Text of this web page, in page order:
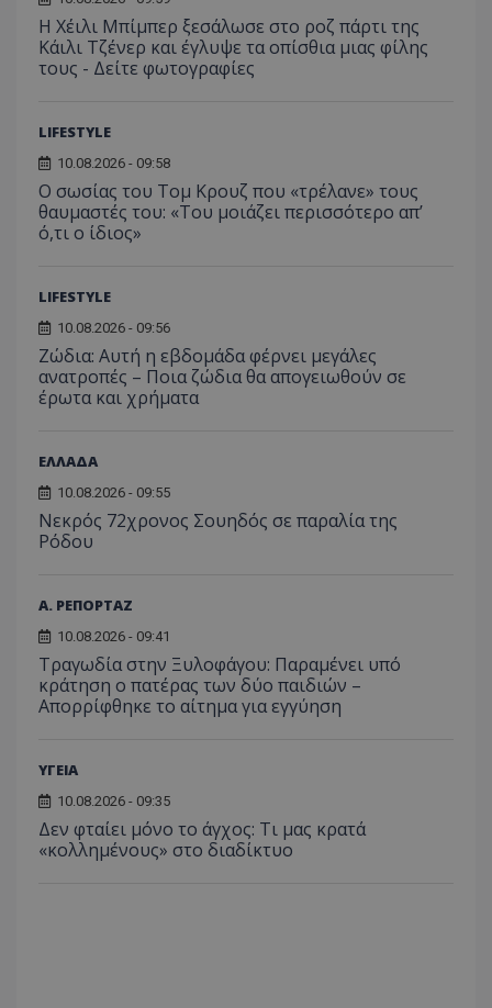
Η Χέιλι Μπίμπερ ξεσάλωσε στο ροζ πάρτι της
Κάιλι Τζένερ και έγλυψε τα οπίσθια μιας φίλης
τους - Δείτε φωτογραφίες
LIFESTYLE
10.08.2026 - 09:58
Ο σωσίας του Τομ Κρουζ που «τρέλανε» τους
θαυμαστές του: «Του μοιάζει περισσότερο απ’
ό,τι ο ίδιος»
LIFESTYLE
10.08.2026 - 09:56
Ζώδια: Αυτή η εβδομάδα φέρνει μεγάλες
ανατροπές – Ποια ζώδια θα απογειωθούν σε
έρωτα και χρήματα
ΕΛΛΑΔΑ
10.08.2026 - 09:55
Νεκρός 72χρονος Σουηδός σε παραλία της
Ρόδου
Α. ΡΕΠΟΡΤΑΖ
10.08.2026 - 09:41
Τραγωδία στην Ξυλοφάγου: Παραμένει υπό
κράτηση ο πατέρας των δύο παιδιών –
Απορρίφθηκε το αίτημα για εγγύηση
ΥΓΕΙΑ
10.08.2026 - 09:35
Δεν φταίει μόνο το άγχος: Τι μας κρατά
«κολλημένους» στο διαδίκτυο
_ga_J7RS52TMNC
.tothemaonline.com
1 χρόνος 1
μήνας